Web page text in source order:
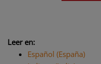
Leer en:
Español (España)